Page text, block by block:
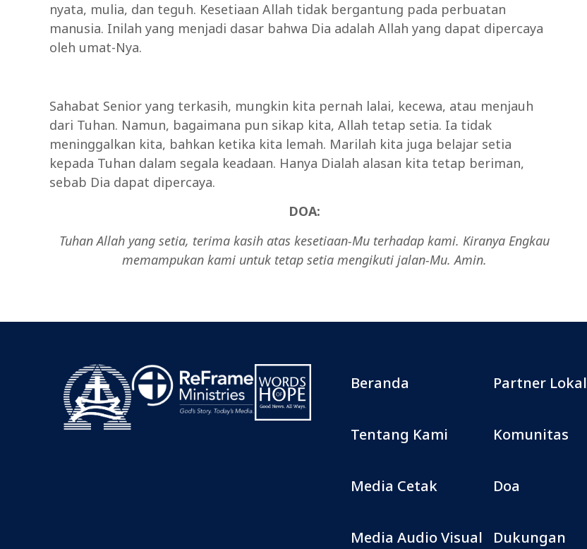
nyata, mulia, dan teguh. Kesetiaan Allah tidak bergantung pada perbuatan
manusia. Inilah yang menjadi dasar bahwa Dia adalah Allah yang dapat dipercaya
oleh umat-Nya.
Sahabat Senior yang terkasih, mungkin kita pernah lalai, kecewa, atau menjauh
dari Tuhan. Namun, bagaimana pun sikap kita, Allah tetap setia. Ia tidak
meninggalkan kita, bahkan ketika kita lemah. Marilah kita juga belajar setia
kepada Tuhan dalam segala keadaan. Hanya Dialah alasan kita tetap beriman,
sebab Dia dapat dipercaya.
DOA:
Tuhan Allah yang setia, terima kasih atas kesetiaan-Mu terhadap kami. Kiranya Engkau
memampukan kami untuk tetap setia mengikuti jalan-Mu. Amin.
Beranda
Tentang Kami
Media Cetak
Media Audio Visual
Partner Lokal
Komunitas
Doa
Dukungan